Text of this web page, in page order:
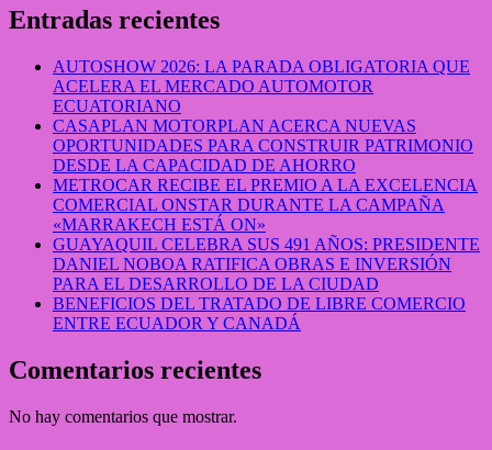
Entradas recientes
AUTOSHOW 2026: LA PARADA OBLIGATORIA QUE
ACELERA EL MERCADO AUTOMOTOR
ECUATORIANO
CASAPLAN MOTORPLAN ACERCA NUEVAS
OPORTUNIDADES PARA CONSTRUIR PATRIMONIO
DESDE LA CAPACIDAD DE AHORRO
METROCAR RECIBE EL PREMIO A LA EXCELENCIA
COMERCIAL ONSTAR DURANTE LA CAMPAÑA
«MARRAKECH ESTÁ ON»
GUAYAQUIL CELEBRA SUS 491 AÑOS: PRESIDENTE
DANIEL NOBOA RATIFICA OBRAS E INVERSIÓN
PARA EL DESARROLLO DE LA CIUDAD
BENEFICIOS DEL TRATADO DE LIBRE COMERCIO
ENTRE ECUADOR Y CANADÁ
Comentarios recientes
No hay comentarios que mostrar.